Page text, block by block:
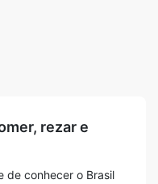
rezar e
de conhecer o Brasil